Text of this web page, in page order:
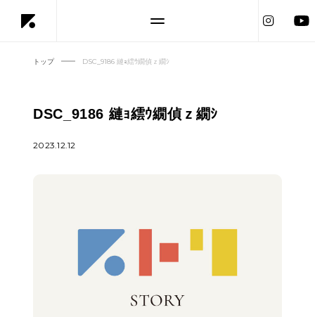
トップ DSC_9186 縺ｮ繧ｳ繝偵ｚ繝ｼ
DSC_9186 縺ｮ繧ｳ繝偵ｚ繝ｼ
2023.12.12